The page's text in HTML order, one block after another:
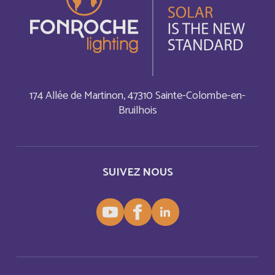
SUIVEZ NOUS
174 Allée de Martinon, 47310 Sainte-Colombe-en-
Bruilhois
Barbade Français
Belarus Anglais
Bermudes Français